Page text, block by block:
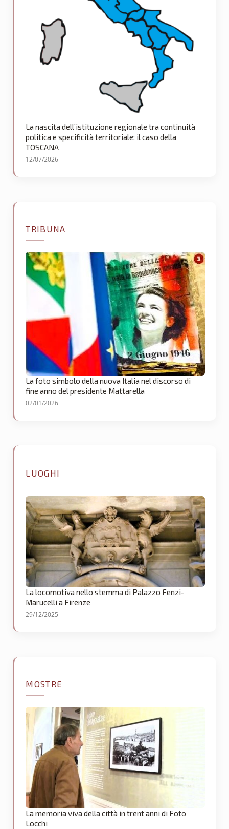
La nascita dell’istituzione regionale tra continuità
politica e specificità territoriale: il caso della
TOSCANA
12/07/2026
TRIBUNA
La foto simbolo della nuova Italia nel discorso di
fine anno del presidente Mattarella
02/01/2026
LUOGHI
La locomotiva nello stemma di Palazzo Fenzi-
Marucelli a Firenze
29/12/2025
MOSTRE
La memoria viva della città in trent’anni di Foto
Locchi